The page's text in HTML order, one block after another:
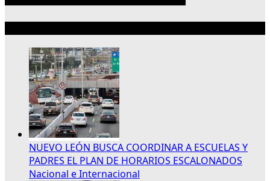
NUEVO LEÓN BUSCA COORDINAR A ESCUELAS Y
PADRES EL PLAN DE HORARIOS ESCALONADOS
Nacional e Internacional